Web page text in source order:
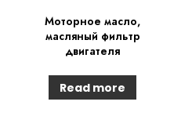
Моторное масло,
масляный фильтр
двигателя
Read more